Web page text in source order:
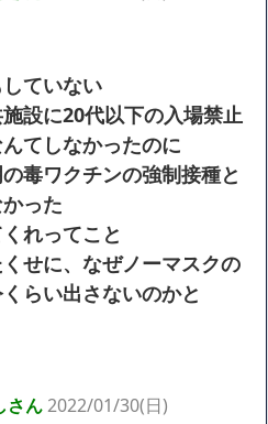
ていない
設に20代以下の入場禁止
てしなかったのに
毒ワクチンの強制接種と
った
れってこと
せに、なぜノーマスクの
らい出さないのかと
さん2022/01/30(日)